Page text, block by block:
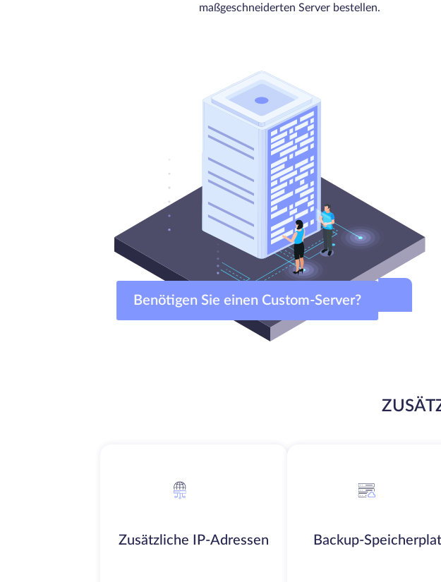
maßgeschneiderten Server bestellen.
Benötigen Sie einen Custom-Server?
Zusätzliche IP-Adressen Backup-